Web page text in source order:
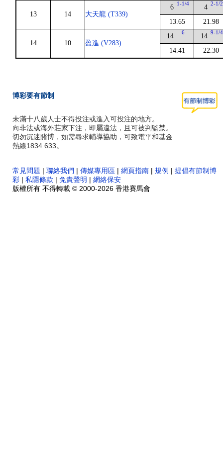
13 14 大天龍 (T339)
6 1-1/4
13.65
4 2-1/2
21.98
14 10 盈進 (V283)
14 6
14.41
14 9-1/4
22.30
博彩要有節制
未滿十八歲人士不得投注或進入可投注的地方。
向非法或海外莊家下注，即屬違法，且可被判監禁。
切勿沉迷賭博，如需尋求輔導協助，可致電平和基金
熱線1834 633。
常見問題 | 聯絡我們 | 傳媒專用區 | 網頁指南 | 規例 | 提倡有節制博
彩 | 私隱條款 | 免責聲明 | 網絡保安
版權所有 不得轉載 © 2000-2026 香港賽馬會